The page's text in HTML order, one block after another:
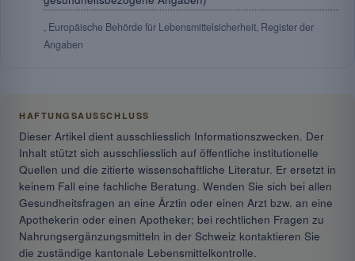
, Europäische Behörde für Lebensmittelsicherheit, Register der
Angaben
HAFTUNGSAUSSCHLUSS
Dieser Artikel dient ausschliesslich Informationszwecken. Der
Inhalt stützt sich ausschliesslich auf öffentliche institutionelle
Quellen und die zitierte wissenschaftliche Literatur. Er ersetzt in
keinem Fall eine fachliche Beratung. Wenden Sie sich bei allen
Gesundheitsfragen an eine Ärztin oder einen Arzt bzw. an eine
Apothekerin oder einen Apotheker; bei rechtlichen Fragen zu
Nahrungsergänzungsmitteln in der Schweiz kontaktieren Sie
die zuständige kantonale Lebensmittelkontrolle.